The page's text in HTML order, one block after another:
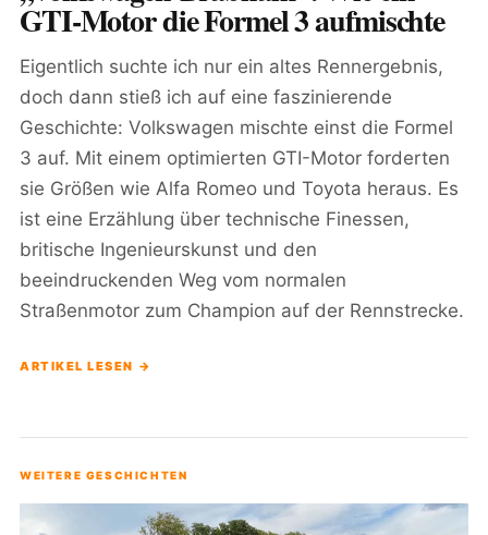
GTI-Motor die Formel 3 aufmischte
Eigentlich suchte ich nur ein altes Rennergebnis,
doch dann stieß ich auf eine faszinierende
Geschichte: Volkswagen mischte einst die Formel
3 auf. Mit einem optimierten GTI-Motor forderten
sie Größen wie Alfa Romeo und Toyota heraus. Es
ist eine Erzählung über technische Finessen,
britische Ingenieurskunst und den
beeindruckenden Weg vom normalen
Straßenmotor zum Champion auf der Rennstrecke.
ARTIKEL LESEN →
WEITERE GESCHICHTEN